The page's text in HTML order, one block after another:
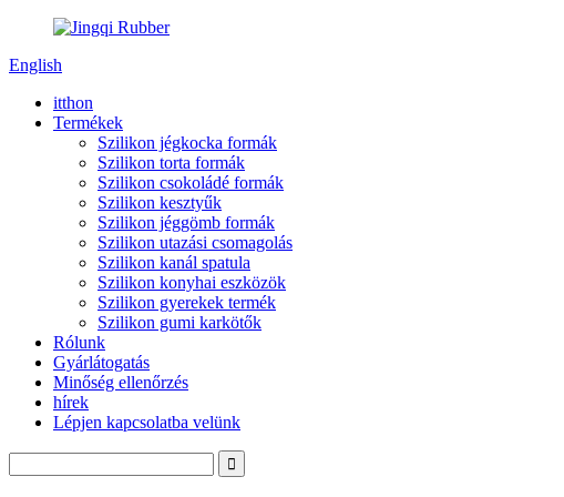
English
itthon
Termékek
Szilikon jégkocka formák
Szilikon torta formák
Szilikon csokoládé formák
Szilikon kesztyűk
Szilikon jéggömb formák
Szilikon utazási csomagolás
Szilikon kanál spatula
Szilikon konyhai eszközök
Szilikon gyerekek termék
Szilikon gumi karkötők
Rólunk
Gyárlátogatás
Minőség ellenőrzés
hírek
Lépjen kapcsolatba velünk